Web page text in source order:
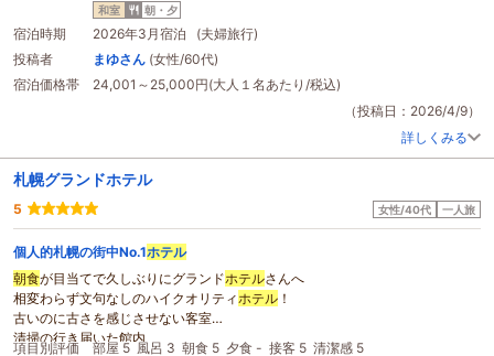
だと思います。
温泉も広すぎず丁度良いです。
帰りの際、スタッフさんが帰りの道中にと手に飴を握らせて下さって、心が温
かくなりました。
登別に行く時はまた是非利用させて頂きます。
和室 朝・夕
宿泊時期
2026年3月宿泊 (夫婦旅行)
投稿者
まゆさん (女性/60代)
宿泊価格帯
24,001～25,000円(大人１名あたり/税込)
（投稿日：2026/4/9）
詳しくみる
札幌グランドホテル
5 女性/40代 一人旅
個人的札幌の街中No.1ホテル
朝食が目当てで久しぶりにグランドホテルさんへ
相変わらず文句なしのハイクオリティ ホテル ！
古いのに古さを感じさせない客室
清掃の行き届いた館内
項目別評価 部屋 5 風呂 3 朝食 5 夕食 - 接客 5 清潔感 5